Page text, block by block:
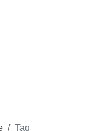
/ Tag